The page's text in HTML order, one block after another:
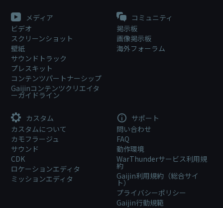
メディア
ビデオ
スクリーンショット
壁紙
サウンドトラック
プレスキット
コンテンツパートナーシップ
Gaijinコンテンツクリエイタ
ーガイドライン
コミュニティ
掲示板
画像掲示板
海外フォーラム
カスタム
カスタムについて
カモフラージュ
サウンド
CDK
ロケーションエディタ
ミッションエディタ
サポート
問い合わせ
FAQ
動作環境
WarThunderサービス利用規
約
Gaijin利用規約（総合サイ
ト）
プライバシーポリシー
Gaijin行動規範